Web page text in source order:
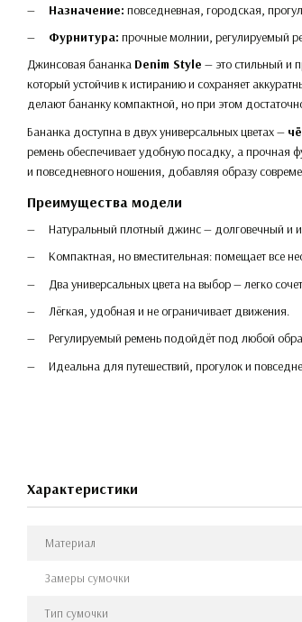
Назначение: повседневная, городская,
Фурнитура: прочные молнии, регулируемый
Джинсовая бананка Denim Style — это стильный и
который устойчив к истиранию и сохраняет
делают бананку компактной, но при этом
Бананка доступна в двух универсальных цветах —
ремень обеспечивает удобную посадку, а прочная
и повседневного ношения, добавляя образу
Преимущества модели
Натуральный плотный джинс — долговечный и
Компактная, но вместительная: помещает все
Два универсальных цвета на выбор — легко
Лёгкая, удобная и не ограничивает движения.
Регулируемый ремень подойдёт под любой
Идеальна для путешествий, прогулок и
Характеристики
Материал
Замеры сумочки
Тип сумочки